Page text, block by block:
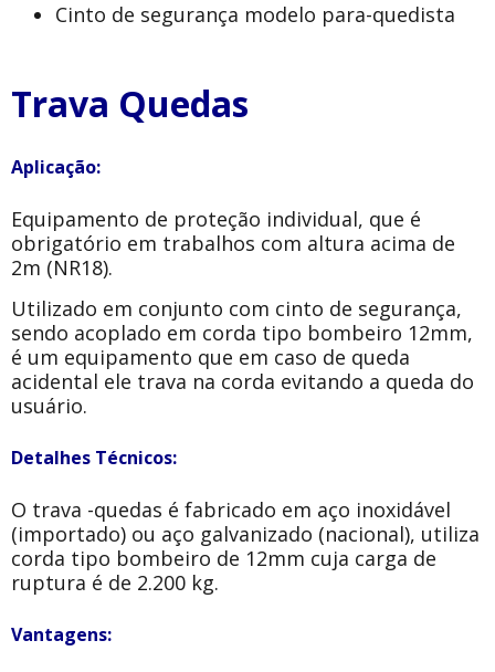
Cinto de segurança modelo para-quedista
Trava Quedas
Aplicação:
Equipamento de proteção individual, que é
obrigatório em trabalhos com altura acima de
2m (NR18).
Utilizado em conjunto com cinto de segurança,
sendo acoplado em corda tipo bombeiro 12mm,
é um equipamento que em caso de queda
acidental ele trava na corda evitando a queda do
usuário.
Detalhes Técnicos:
O trava -quedas é fabricado em aço inoxidável
(importado) ou aço galvanizado (nacional), utiliza
corda tipo bombeiro de 12mm cuja carga de
ruptura é de 2.200 kg.
Vantagens: